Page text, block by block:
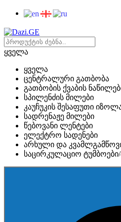
ყველა
ყველა
ცენტრალური გათბობა
გათბობის ქვაბის
სპილენძის მილები
კაუჩუკის შესაფუთი
სადრენაჟე მილები
წებოვანი ლენტები
ელექტრო სადენები
არხული და
საცირკულაციო